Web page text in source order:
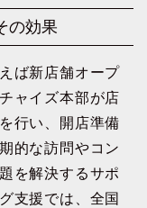
の効果
ば新店舗オープ
ャイズ本部が店
行い、開店準備
的な訪問やコン
を解決するサポ
支援では、全国